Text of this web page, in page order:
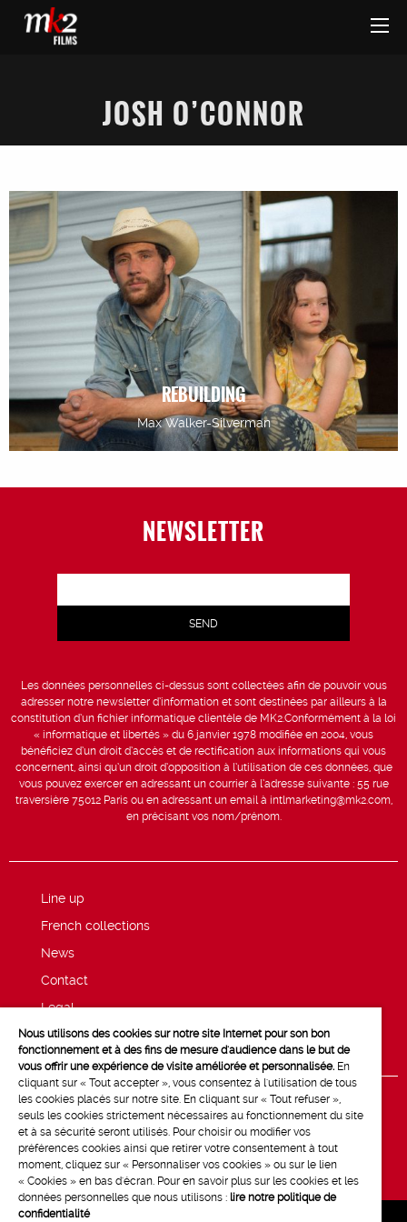
JOSH O’CONNOR
REBUILDING
Max Walker-Silverman
NEWSLETTER
Les données personnelles ci-dessus sont collectées afin de pouvoir vous
adresser notre newsletter d’information et sont destinées par ailleurs à la
constitution d’un fichier informatique clientèle de MK2.Conformément à la loi
« informatique et libertés » du 6 janvier 1978 modifiée en 2004, vous
bénéficiez d’un droit d’accès et de rectification aux informations qui vous
concernent, ainsi qu’un droit d’opposition à l’utilisation de ces données, que
vous pouvez exercer en adressant un courrier à l’adresse suivante : 55 rue
traversière 75012 Paris ou en adressant un email à intlmarketing@mk2.com,
en précisant vos nom/prénom.
Line up
French collections
News
Contact
Legal
Privacy and cookie policy
Nous utilisons des cookies sur notre site Internet pour son bon
fonctionnement et à des fins de mesure d'audience dans le but de
vous offrir une expérience de visite améliorée et personnalisée. En
cliquant sur « Tout accepter », vous consentez à l'utilisation de tous
les cookies placés sur notre site. En cliquant sur « Tout refuser »,
seuls les cookies strictement nécessaires au fonctionnement du site
et à sa sécurité seront utilisés. Pour choisir ou modifier vos
préférences cookies ainsi que retirer votre consentement à tout
moment, cliquez sur « Personnaliser vos cookies » ou sur le lien
« Cookies » en bas d'écran. Pour en savoir plus sur les cookies et les
données personnelles que nous utilisons : lire notre politique de
confidentialité